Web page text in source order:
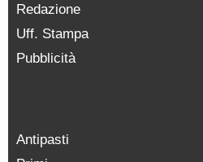
Redazione
Uff. Stampa
Pubblicità
Antipasti